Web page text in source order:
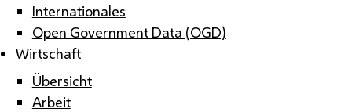
Internationales
Open Government Data (OGD)
Wirtschaft
Übersicht
Arbeit